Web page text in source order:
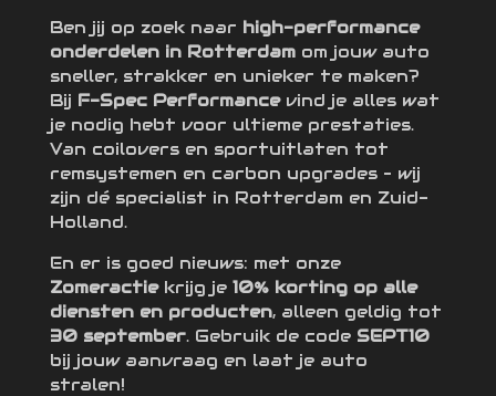
Ben jij op zoek naar high-performance
onderdelen in Rotterdamom jouw auto
sneller, strakker en unieker te maken?
Bij F-Spec Performancevind je alles wat
je nodig hebt voor ultieme prestaties.
Van coilovers en sportuitlaten tot
remsystemen en carbon upgrades – wij
zijn dé specialist in Rotterdam en Zuid-
Holland.
En er is goed nieuws: met onze
Zomeractiekrijg je 10% korting op alle
diensten en producten, alleen geldig tot
30 september. Gebruik de code SEPT10
bij jouw aanvraag en laat je auto
stralen!